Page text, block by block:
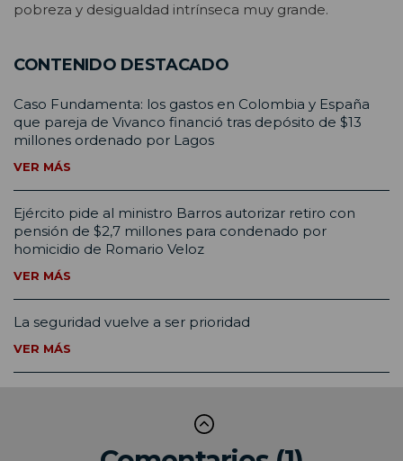
pobreza y desigualdad intrínseca muy grande.
CONTENIDO DESTACADO
Caso Fundamenta: los gastos en Colombia y España
que pareja de Vivanco financió tras depósito de $13
millones ordenado por Lagos
VER MÁS
Ejército pide al ministro Barros autorizar retiro con
pensión de $2,7 millones para condenado por
homicidio de Romario Veloz
VER MÁS
La seguridad vuelve a ser prioridad
VER MÁS